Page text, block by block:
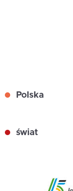
Polska
świat